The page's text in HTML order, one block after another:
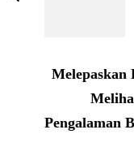
Melepaskan
Pengalaman